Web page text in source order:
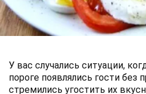
У вас случались ситуации,
пороге появлялись гости без
стремились угостить их